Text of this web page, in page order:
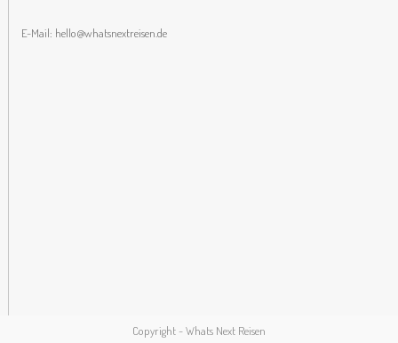
E-Mail: hello@whatsnextreisen.de
Copyright - Whats Next Reisen